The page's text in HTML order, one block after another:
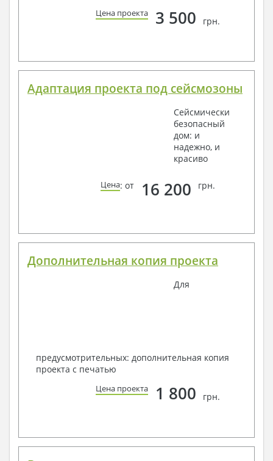
Цена проекта 3 500 грн.
Адаптация проекта под сейсмозоны
Сейсмически
безопасный
дом: и
надежно, и
красиво
Цена: от 16 200 грн.
Дополнительная копия проекта
Для
предусмотрительных: дополнительная копия
проекта с печатью
Цена проекта 1 800 грн.